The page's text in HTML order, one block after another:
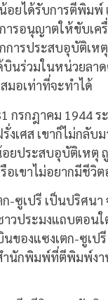
อยได้รับการตีพิมพ์
การอนุญาตให้ขับเ
การประสบอุบัติเห
นร่วมในหน่วยลาด
มอเท่าที่จะทำได้
กรกฎาคม 1944
เศส เขาก็ไม่กลับม
ยประสบอุบัติเหตุ
อเขาไม่อยากมีชีวิ
-ซูเปรี เป็นปริศนา
วประมงแถบตอนใ
ของแซงเตก-ซูเป
ำนักพิมพ์ที่ตีพิมพ์งา